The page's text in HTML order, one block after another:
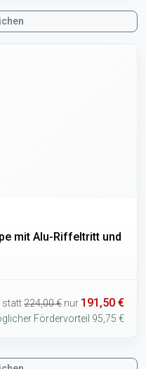
mit Alu-Riffeltritt und
statt224,00 € nur 191,50 €
Fördervorteil 95,75 €